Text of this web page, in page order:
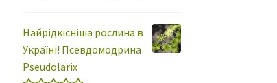
Найрідкісніша рослина в
Україні! Псевдомодрина
Pseudolarix